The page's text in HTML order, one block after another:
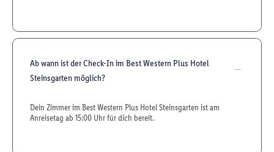
Ab wann ist der Check-In im Best Western Plus Hotel
Steinsgarten möglich?
Dein Zimmer im Best Western Plus Hotel Steinsgarten ist am
Anreisetag ab 15:00 Uhr für dich bereit.